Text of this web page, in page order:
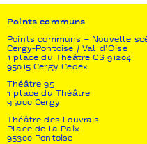
de la compagnie
Coproduction
O Espaço do Tempo |
Soutien à la création
Production exécutive
Points communs
Points communs – Nouvelle
Cergy-Pontoise / Val d’Oise
1 place du Théâtre CS 91204
95015 Cergy Cedex
Théâtre 95
1 place du Théâtre
95000 Cergy
Théâtre des Louvrais
Place de la Paix
95300 Pontoise